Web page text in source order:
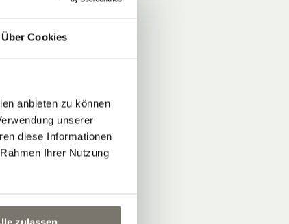
Über Cookies
anbieten zu können
unserer
diese Informationen
Ihrer Nutzung
zulassen